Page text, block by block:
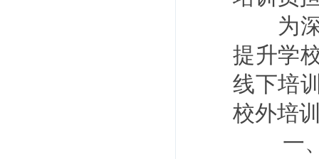
为深
提升学
线下培
校外培
一